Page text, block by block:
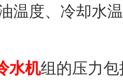
温度、冷却水
水机组的压力